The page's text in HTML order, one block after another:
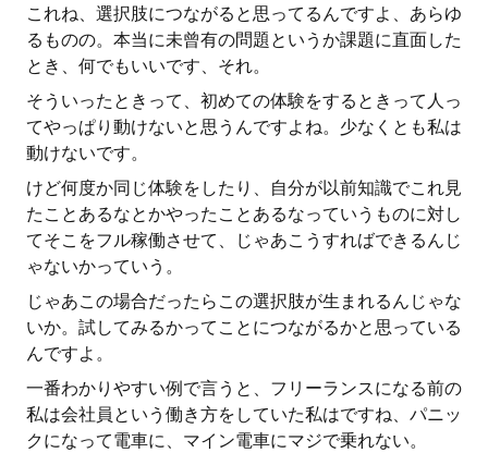
これね、選択肢につながると思ってるんですよ、あらゆ
るものの。本当に未曾有の問題というか課題に直面した
とき、何でもいいです、それ。
そういったときって、初めての体験をするときって人っ
てやっぱり動けないと思うんですよね。少なくとも私は
動けないです。
けど何度か同じ体験をしたり、自分が以前知識でこれ見
たことあるなとかやったことあるなっていうものに対し
てそこをフル稼働させて、じゃあこうすればできるんじ
ゃないかっていう。
じゃあこの場合だったらこの選択肢が生まれるんじゃな
いか。試してみるかってことにつながるかと思っている
んですよ。
一番わかりやすい例で言うと、フリーランスになる前の
私は会社員という働き方をしていた私はですね、パニッ
クになって電車に、マイン電車にマジで乗れない。